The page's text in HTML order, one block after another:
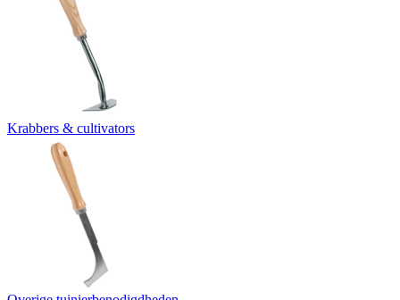
Krabbers & cultivators